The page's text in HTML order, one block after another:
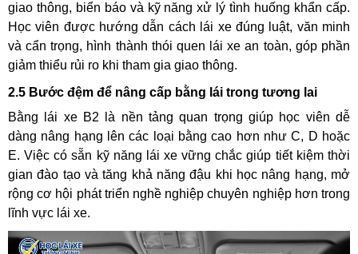
giao thông, biển báo và kỹ năng xử lý tình huống khẩn cấp.
Học viên được hướng dẫn cách lái xe đúng luật, văn minh
và cẩn trọng, hình thành thói quen lái xe an toàn, góp phần
giảm thiểu rủi ro khi tham gia giao thông.
2.5 Bước đệm để nâng cấp bằng lái trong tương lai
Bằng lái xe B2 là nền tảng quan trọng giúp học viên dễ
dàng nâng hạng lên các loại bằng cao hơn như C, D hoặc
E. Việc có sẵn kỹ năng lái xe vững chắc giúp tiết kiệm thời
gian đào tạo và tăng khả năng đậu khi học nâng hạng, mở
rộng cơ hội phát triển nghề nghiệp chuyên nghiệp hơn trong
lĩnh vực lái xe.